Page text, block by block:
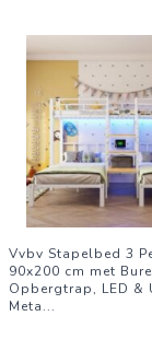
Vvbv Stapelbed 3
90x200 cm met
Opbergtrap, LED &
Meta...